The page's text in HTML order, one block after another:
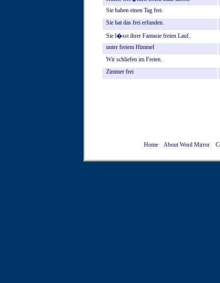
Sie haben einen Tag frei.
Sie hat das frei erfunden.
Sie l�sst ihrer Fantasie freien Lauf.
unter freiem Himmel
Wir schliefen im Freien.
Zimmer frei
Home About Word Mirror